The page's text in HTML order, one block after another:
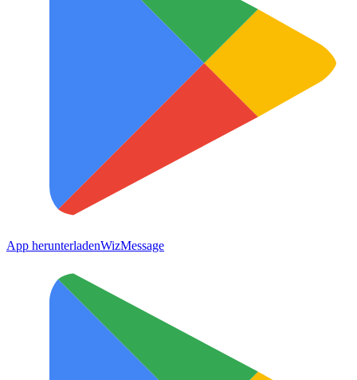
App herunterladenWizMessage